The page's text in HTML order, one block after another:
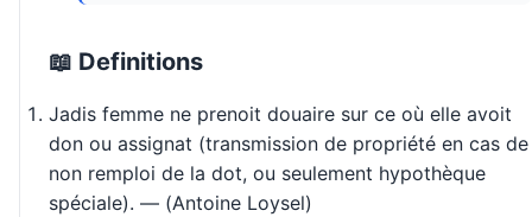
📖 Definitions
Jadis femme ne prenoit douaire sur ce où elle avoit
don ou assignat (transmission de propriété en cas de
non remploi de la dot, ou seulement hypothèque
spéciale). — (Antoine Loysel)